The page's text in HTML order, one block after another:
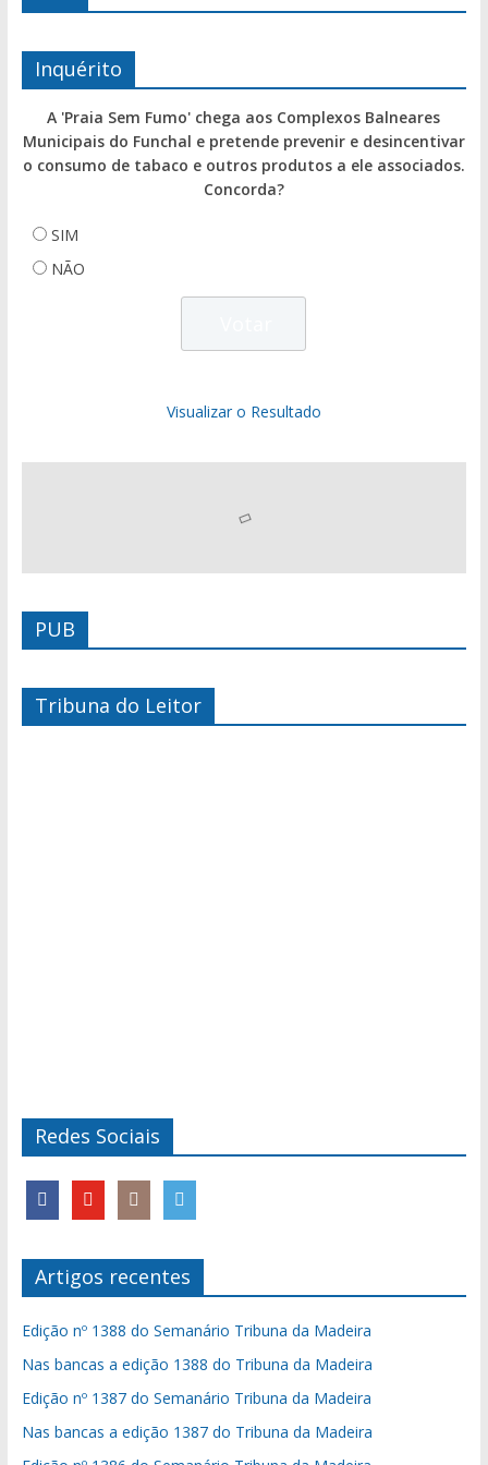
Inquérito
A 'Praia Sem Fumo' chega aos Complexos Balneares
Municipais do Funchal e pretende prevenir e desincentivar
o consumo de tabaco e outros produtos a ele associados.
Concorda?
SIM
NÃO
Visualizar o Resultado
PUB
Tribuna do Leitor
Redes Sociais
Artigos recentes
Edição nº 1388 do Semanário Tribuna da Madeira
Nas bancas a edição 1388 do Tribuna da Madeira
Edição nº 1387 do Semanário Tribuna da Madeira
Nas bancas a edição 1387 do Tribuna da Madeira